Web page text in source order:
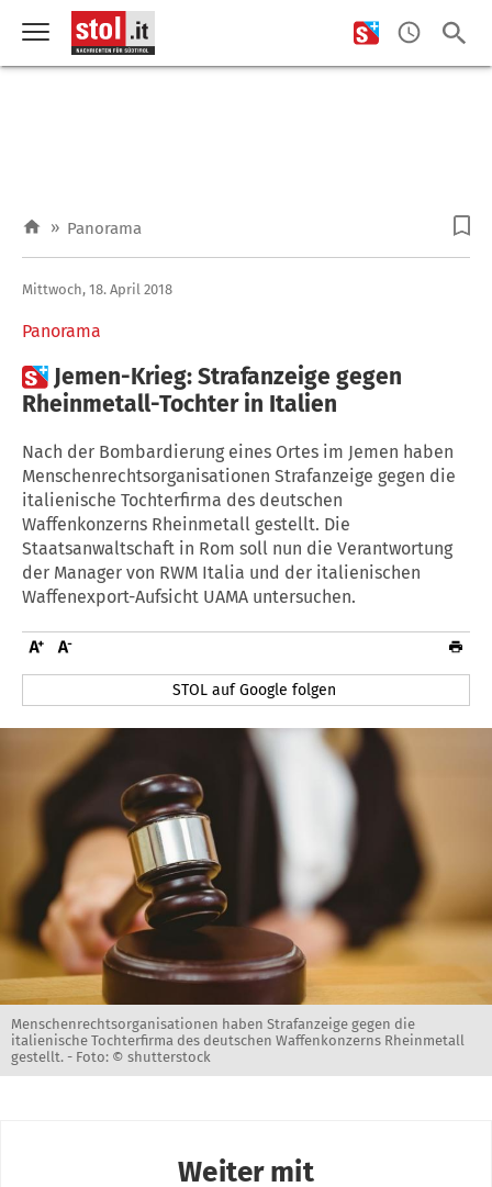
» Panorama
Panorama
Mittwoch, 18. April 2018
 Jemen-Krieg: Strafanzeige gegen
Rheinmetall-Tochter in Italien
Nach der Bombardierung eines Ortes im Jemen haben
Menschenrechtsorganisationen Strafanzeige gegen die
italienische Tochterfirma des deutschen
Waffenkonzerns Rheinmetall gestellt. Die
Staatsanwaltschaft in Rom soll nun die Verantwortung
der Manager von RWM Italia und der italienischen
Waffenexport-Aufsicht UAMA untersuchen.
STOL auf Google folgen
Menschenrechtsorganisationen haben Strafanzeige gegen die
italienische Tochterfirma des deutschen Waffenkonzerns Rheinmetall
gestellt. - Foto: © shutterstock